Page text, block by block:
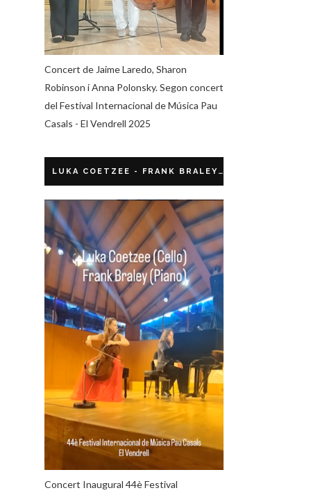
Concert de Jaime Laredo, Sharon
Robinson i Anna Polonsky. Segon concert
del Festival Internacional de Música Pau
Casals - El Vendrell 2025
LUKA COETZEE - FRANK BRALEY
Concert Inaugural 44è Festival